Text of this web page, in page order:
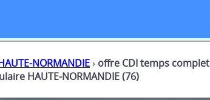
NORMANDIE› offre CDI temps complet
HAUTE-NORMANDIE (76)